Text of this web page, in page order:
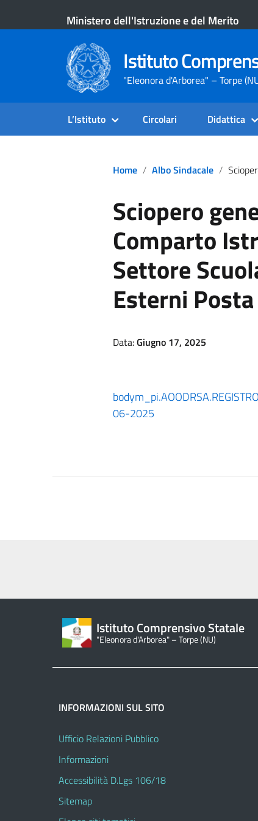
Ministero dell'Istruzione e del Merito
Istituto
"Eleonora d'Arborea" – Torpe
L’Istituto Circolari Didattica
Home Albo Sindacale Sciopero Generale Nazionale
Sciopero
Comparto
Settore
Esterni
Data:Giugno 17, 2025
body
06-2025
Istituto Comprensivo Statale
"Eleonora d'Arborea" – Torpe (NU)
INFORMAZIONI SUL SITO
Ufficio Relazioni Pubblico
Informazioni
Accessibilità D.Lgs 106/18
Sitemap